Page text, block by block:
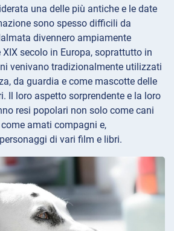
una delle più antiche e le date
sono spesso difficili da
divennero ampiamente
secolo in Europa, soprattutto in
venivano tradizionalmente utilizzati
da guardia e come mascotte delle
Il loro aspetto sorprendente e la loro
resi popolari non solo come cani
amati compagni e,
di vari film e libri.